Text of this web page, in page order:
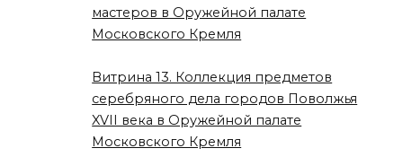
мастеров в Оружейной палате
Московского Кремля
Витрина 13. Коллекция предметов
серебряного дела городов Поволжья
XVII века в Оружейной палате
Московского Кремля